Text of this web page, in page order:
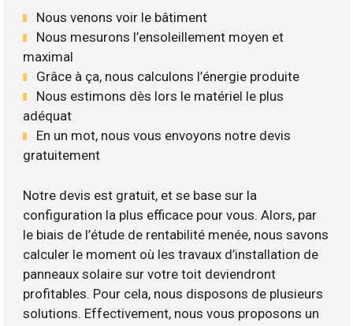
Nous venons voir le bâtiment
Nous mesurons l’ensoleillement moyen et
maximal
Grâce à ça, nous calculons l’énergie produite
Nous estimons dès lors le matériel le plus
adéquat
En un mot, nous vous envoyons notre devis
gratuitement
Notre devis est gratuit, et se base sur la
configuration la plus efficace pour vous. Alors, par
le biais de l’étude de rentabilité menée, nous savons
calculer le moment où les travaux d’installation de
panneaux solaire sur votre toit deviendront
profitables. Pour cela, nous disposons de plusieurs
solutions. Effectivement, nous vous proposons un